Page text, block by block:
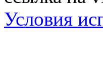
Условия